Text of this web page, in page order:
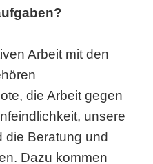
Arbeit mit den
die Arbeit gegen
unsere
die Beratung und
Dazu kommen